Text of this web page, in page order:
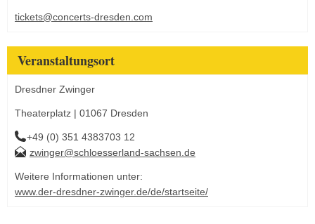
tickets@concerts-dresden.com
Veranstaltungsort
Dresdner Zwinger
Theaterplatz | 01067 Dresden
+49 (0) 351 4383703 12
zwinger@schloesserland-sachsen.de
Weitere Informationen unter:
www.der-dresdner-zwinger.de/de/startseite/